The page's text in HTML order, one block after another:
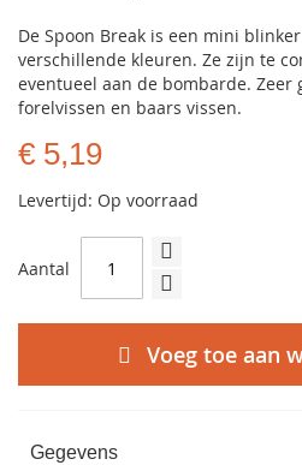
De Spoon Break is een mini
verschillende kleuren. Ze zijn te
eventueel aan de bombarde. Zeer
forelvissen en baars vissen.
€ 5,19
Levertijd: Op voorraad
Aantal
Voeg toe aan
Gegevens